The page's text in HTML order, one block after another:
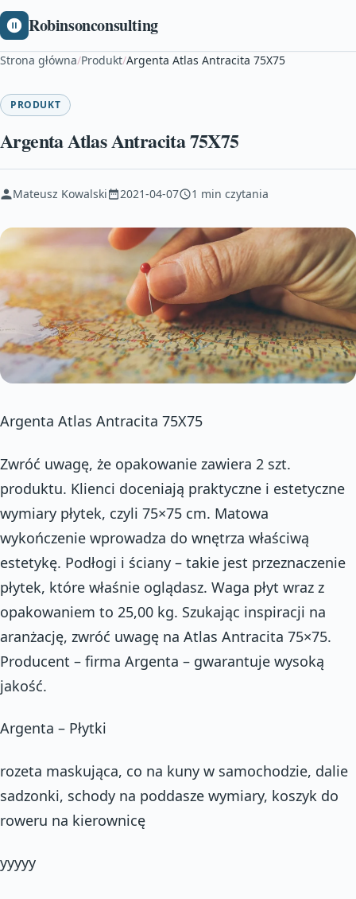
Robinsonconsulting
Strona główna/Produkt/Argenta Atlas Antracita 75X75
PRODUKT
Argenta Atlas Antracita 75X75
Mateusz Kowalski 2021-04-07 1 min czytania
Argenta Atlas Antracita 75X75
Zwróć uwagę, że opakowanie zawiera 2 szt.
produktu. Klienci doceniają praktyczne i estetyczne
wymiary płytek, czyli 75×75 cm. Matowa
wykończenie wprowadza do wnętrza właściwą
estetykę. Podłogi i ściany – takie jest przeznaczenie
płytek, które właśnie oglądasz. Waga płyt wraz z
opakowaniem to 25,00 kg. Szukając inspiracji na
aranżację, zwróć uwagę na Atlas Antracita 75×75.
Producent – firma Argenta – gwarantuje wysoką
jakość.
Argenta – Płytki
rozeta maskująca, co na kuny w samochodzie, dalie
sadzonki, schody na poddasze wymiary, koszyk do
roweru na kierownicę
yyyyy